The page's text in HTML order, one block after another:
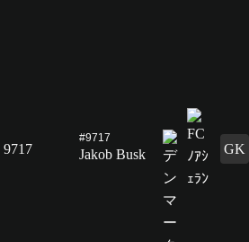
9717
#9717
Jakob Busk GK